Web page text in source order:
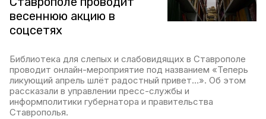
весеннюю акцию в
соцсетях
Библиотека для слепых и слабовидящих в Ставрополе
проводит онлайн-мероприятие под названием «Теперь
ликующий апрель шлёт радостный привет…». Об этом
рассказали в управлении пресс-службы и
информполитики губернатора и правительства
Ставрополья.